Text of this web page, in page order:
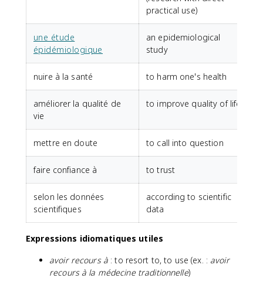
practical use)
une étude
épidémiologique
an epidemiological
study
nuire à la santé to harm one's health
améliorer la qualité de
vie
to improve quality of life
mettre en doute to call into question
faire confiance à to trust
selon les données
scientifiques
according to scientific
data
Expressions idiomatiques utiles
avoir recours à: to resort to, to use (ex. : avoir
recours à la médecine traditionnelle)